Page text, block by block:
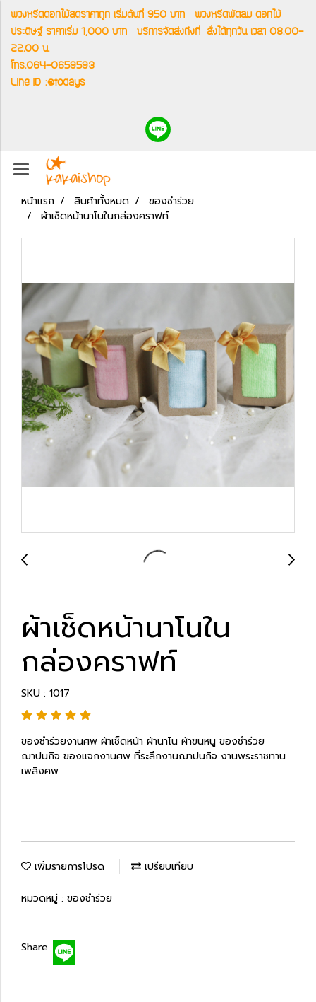
พวงหรีดดอกไม้สดราคาถูก เริ่มต้นที่ 950 บาท พวงหรีดพัดลม ดอกไม้
ประดิษฐ์ ราคาเริ่ม 1,000 บาท บริการจัดส่งถึงที่ สั่งได้ทุกวัน เวลา 08.00-
22.00 น.
โทร.064-0659593
Line ID :@todays
หน้าแรก สินค้าทั้งหมด
ของชำร่วย
ผ้าเช็ดหน้านาโนในกล่องคราฟท์
ผ้าเช็ดหน้านาโนใน
กล่องคราฟท์
SKU : 1017
ของชำร่วยงานศพ ผ้าเช็ดหน้า ผ้านาโน ผ้าขนหนู ของชำร่วย
ฌาปนกิจ ของแจกงานศพ ที่ระลึกงานฌาปนกิจ งานพระราชทาน
เพลิงศพ
เพิ่มรายการโปรด เปรียบเทียบ
หมวดหมู่ : ของชำร่วย
Share